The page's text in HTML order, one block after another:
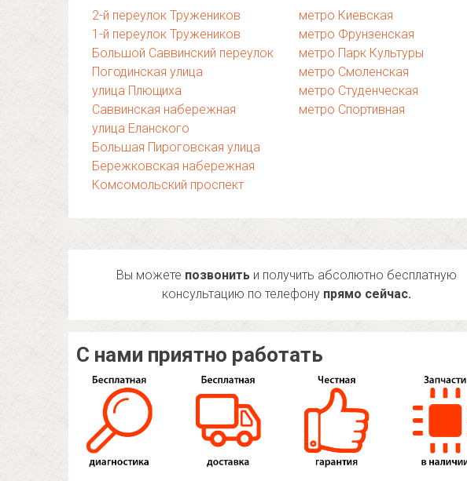
2-й переулок Тружеников
1-й переулок Тружеников
Большой Саввинский переулок
Погодинская улица
улица Плющиха
Саввинская набережная
улица Еланского
Большая Пироговская улица
Бережковская набережная
Комсомольский проспект
метро Киевская
метро Фрунзенская
метро Парк Культуры
метро Смоленская
метро Студенческая
метро Спортивная
Вы можете позвонить и получить абсолютно бесплатную
консультацию по телефону прямо сейчас.
С нами приятно работать